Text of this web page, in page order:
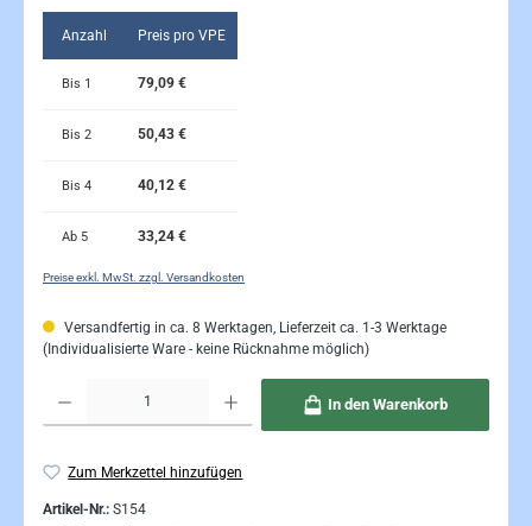
Anzahl Preis pro VPE
Bis 1 79,09 €
Bis 2 50,43 €
Bis 4 40,12 €
Ab 5 33,24 €
Preise exkl. MwSt. zzgl. Versandkosten
Versandfertig in ca. 8 Werktagen, Lieferzeit ca. 1-3 Werktage
(Individualisierte Ware - keine Rücknahme möglich)
In den Warenkorb
Zum Merkzettel hinzufügen
Artikel-Nr.: S154